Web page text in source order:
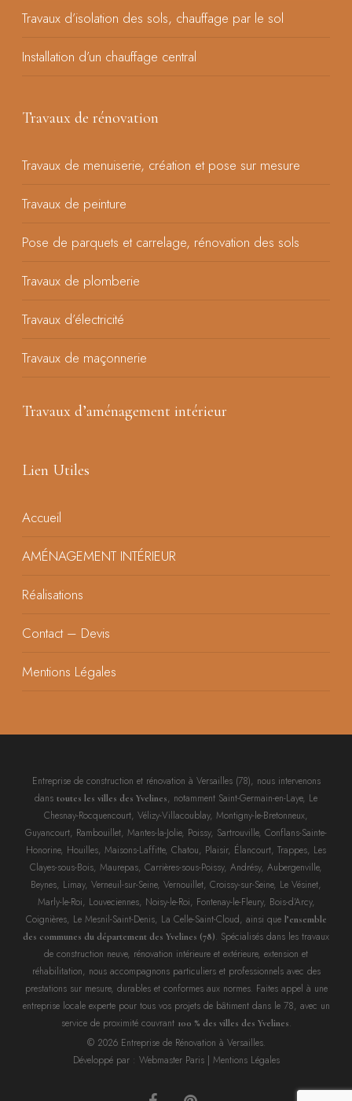
Travaux d’isolation des sols, chauffage par le sol
Installation d’un chauffage central
Travaux de rénovation
Travaux de menuiserie, création et pose sur mesure
Travaux de peinture
Pose de parquets et carrelage, rénovation des sols
Travaux de plomberie
Travaux d’électricité
Travaux de maçonnerie
Travaux d’aménagement intérieur
Lien Utiles
Accueil
AMÉNAGEMENT INTÉRIEUR
Réalisations
Contact – Devis
Mentions Légales
Entreprise de construction et rénovation à Versailles (78), nous intervenons
dans toutes les villes des Yvelines, notamment Saint-Germain-en-Laye, Le
Chesnay-Rocquencourt, Vélizy-Villacoublay, Montigny-le-Bretonneux,
Guyancourt, Rambouillet, Mantes-la-Jolie, Poissy, Sartrouville, Conflans-Sainte-
Honorine, Houilles, Maisons-Laffitte, Chatou, Plaisir, Élancourt, Trappes, Les
Clayes-sous-Bois, Maurepas, Carrières-sous-Poissy, Andrésy, Aubergenville,
Beynes, Limay, Verneuil-sur-Seine, Vernouillet, Croissy-sur-Seine, Le Vésinet,
Marly-le-Roi, Louveciennes, Noisy-le-Roi, Fontenay-le-Fleury, Bois-d’Arcy,
Coignières, Le Mesnil-Saint-Denis, La Celle-Saint-Cloud, ainsi que l’ensemble
des communes du département des Yvelines (78). Spécialisés dans les travaux
de construction neuve, rénovation intérieure et extérieure, extension et
réhabilitation, nous accompagnons particuliers et professionnels avec des
prestations sur mesure, durables et conformes aux normes. Faites appel à une
entreprise locale experte pour tous vos projets de bâtiment dans le 78, avec un
service de proximité couvrant 100 % des villes des Yvelines.
© 2026 Entreprise de Rénovation à Versailles.
Développé par : Webmaster Paris| Mentions Légales